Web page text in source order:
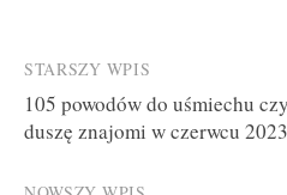
Post
navigation
STARSZY WPIS
105 powodów do uśmiechu
duszę znajomi w czerwcu 2023